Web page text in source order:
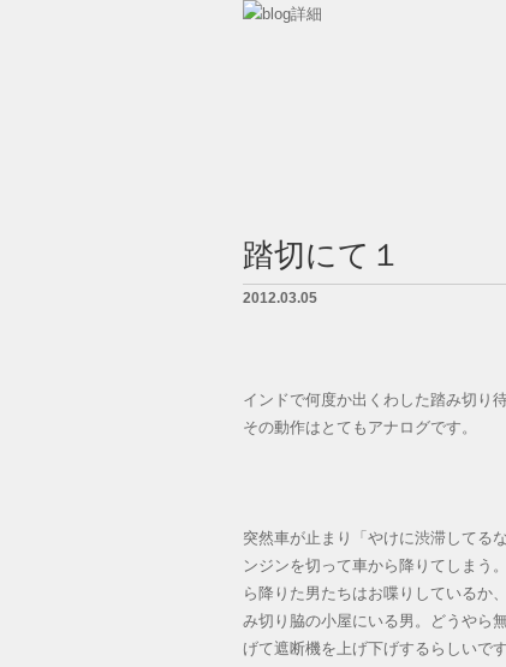
踏切にて１
2012.03.05
インドで何度か出くわした踏み切り
その動作はとてもアナログです。
突然車が止まり「やけに渋滞してる
ンジンを切って車から降りてしまう
ら降りた男たちはお喋りしているか
み切り脇の小屋にいる男。どうやら
げて遮断機を上げ下げするらしいです